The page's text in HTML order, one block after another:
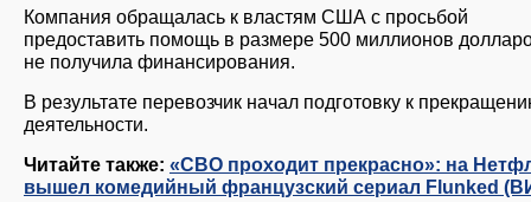
Компания обращалась к властям США с просьбой
предоставить помощь в размере 500 миллионов
не получила финансирования.
В результате перевозчик начал подготовку к
деятельности.
Читайте также: «СВО проходит прекрасно»: на
вышел комедийный французский сериал Flunked